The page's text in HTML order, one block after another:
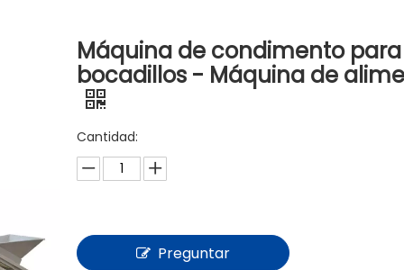
Máquina formadora
Productos químicos agrícolas
Máquinas aromatizantes
Máquinas de envasado de alimentos
Equipo de comida rápida
Máquina de condimento para
bocadillos - Máquina de
Cantidad:
Preguntar